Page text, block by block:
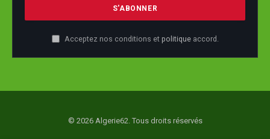
Acceptez nos conditions et politiqueaccord.
© 2026 Algerie62. Tous droits réservés